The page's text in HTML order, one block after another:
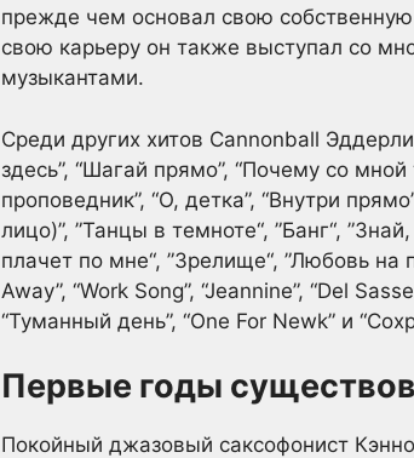
прежде чем основал свою
свою карьеру он также выступал со
музыкантами.
Среди других хитов Cannonball
здесь”, “Шагай прямо”, “Почему со
проповедник”, “О, детка”, “Внутри
лицо)”, ”Танцы в темноте“, ”Банг“,
плачет по мне“, ”Зрелище“, ”Любовь на
Away”, “Work Song”, “Jeannine”, “Del
“Туманный день”, “One For Newk” и
Первые годы
Покойный джазовый саксофонист